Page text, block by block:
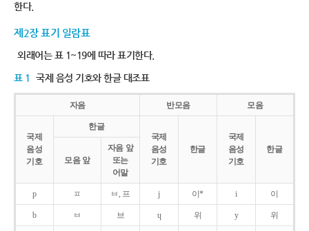
한다.
제2장 표기 일람표
외래어는 표 1~19에 따라 표기한다.
표 1 국제 음성 기호와 한글 대조표
자음 반모음 모음
국제
음성
기호
한글
국제
음성
기호
한글
국제
음성
기호
한글
모음 앞
자음 앞
또는
어말
p ㅍ ㅂ, 프 j 이* i 이
b ㅂ 브 ɥ 위 y 위